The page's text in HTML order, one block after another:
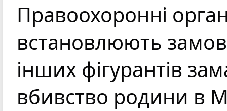
Правоохоронні
встановлюють
інших фігурантів
вбивство родини в